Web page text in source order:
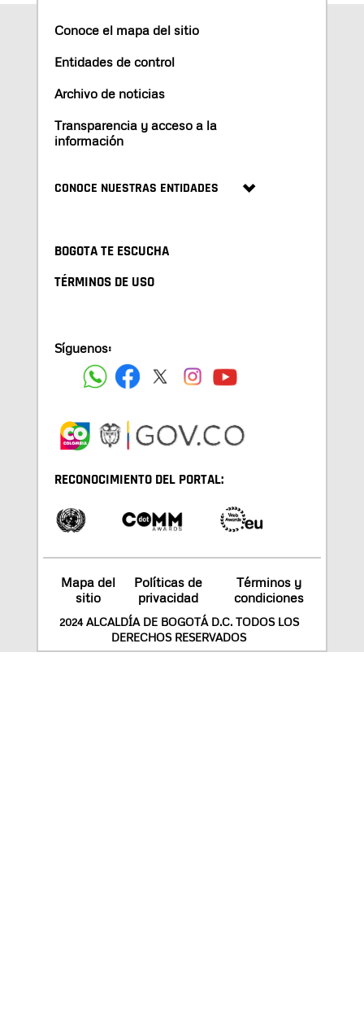
Conoce el mapa del sitio
Entidades de control
Archivo de noticias
Transparencia y acceso a la
información
CONOCE NUESTRAS ENTIDADES
BOGOTA TE ESCUCHA
TÉRMINOS DE USO
Síguenos:
RECONOCIMIENTO DEL PORTAL:
Mapa del
sitio
Políticas de
privacidad
Términos y
condiciones
2024 ALCALDÍA DE BOGOTÁ D.C. TODOS LOS
DERECHOS RESERVADOS